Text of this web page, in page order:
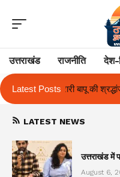
उत्तराखंड राजनीति देश-
Latest Posts
और उनके परिजनों को सहायता
LATEST NEWS
उत्तराखंड में
August 6,